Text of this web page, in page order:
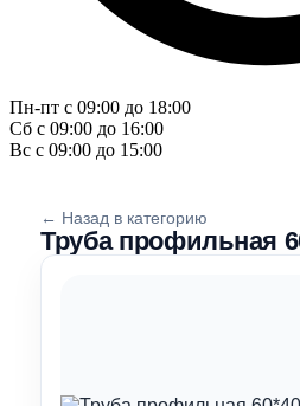
Пн-пт с 09:00 до 18:00
Сб с 09:00 до 16:00
Вс с 09:00 до 15:00
← Назад в категорию
Труба профильная